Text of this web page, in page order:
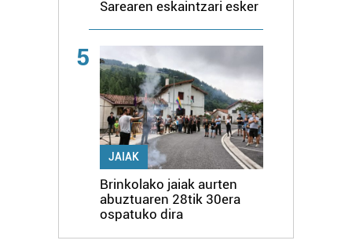
Sarearen eskaintzari esker
5
JAIAK
Brinkolako jaiak aurten
abuztuaren 28tik 30era
ospatuko dira